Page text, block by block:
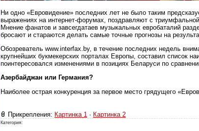
Ни одно «Евровидение» последних лет не было таким
выражениях на интернет-форумах, поздравляют с
Мнение фанатов и завсегдатаев музыкальных евробаталий
бросают и стараются делать самые точные прогнозы на
Обозреватель www.interfax.by, в течение последних недель
крупнейших букмекерских порталах Европы, составил список
поинтересовался изменениями в позициях Беларуси по
Азербайджан или Германия?
Наиболее острая конкуренция за первое место грядущего
Прикрепления: Картинка 1 · Картинка 2
Категория: